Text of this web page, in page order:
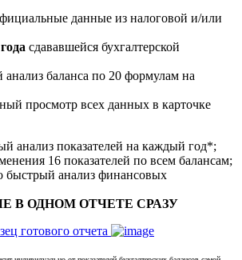
данные из налоговой и/или
сдававшейся бухгалтерской
баланса по 20 формулам на
просмотр всех данных в карточке
анализ показателей на каждый год*;
16 показателей по всем балансам;
быстрый анализ финансовых
В ОДНОМ ОТЧЕТЕ СРАЗУ
готового отчета